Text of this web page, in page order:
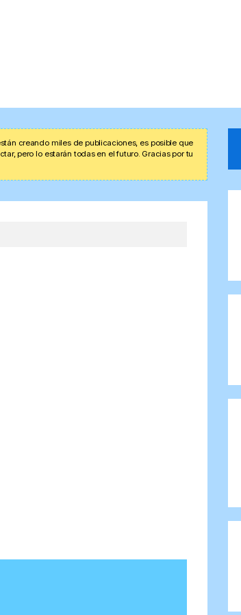
creando miles de publicaciones, es posible que
pero lo estarán todas en el futuro. Gracias por tu